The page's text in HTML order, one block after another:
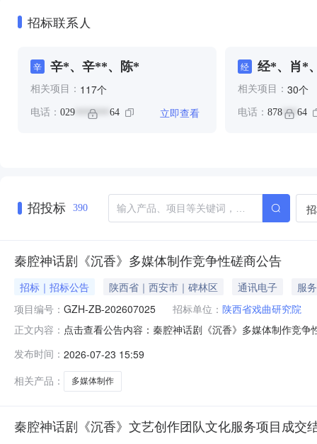
招标联系人
辛 辛*、辛**、陈*
相关项目： 117个
电话： 029 ******* 64 立即查看
经 经*、肖*
相关项目： 30个
电话： 878*** 64
招投标 390
秦腔神话剧《沉香》多媒体制作竞争性磋商公告
招标｜招标公告 陕西省｜西安市｜碑林区 通讯电子
服务
项目编号： GZH-ZB-202607025 招标单位： 陕西省戏曲研究院
正文内容： 点击查看公告内容：秦腔神话剧《沉香》多媒体制作竞争
发布时间： 2026-07-23 15:59
相关产品：
多媒体制作
秦腔神话剧《沉香》文艺创作团队文化服务项目成交